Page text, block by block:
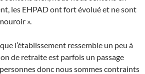
les EHPAD ont fort évolué et ne sont
».
l’établissement ressemble un peu à
de retraite est parfois un passage
donc nous sommes contraints